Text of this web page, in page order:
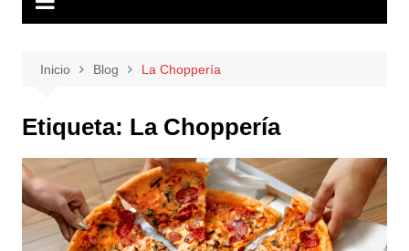
Inicio Blog La Choppería
Etiqueta: La Choppería